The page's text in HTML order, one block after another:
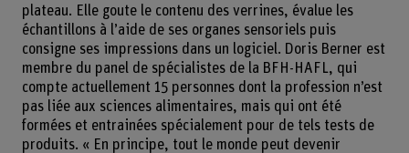
plateau. Elle goute le contenu des verrines, évalue les
échantillons à l’aide de ses organes sensoriels puis
consigne ses impressions dans un logiciel. Doris Berner est
membre du panel de spécialistes de la BFH-HAFL, qui
compte actuellement 15 personnes dont la profession n’est
pas liée aux sciences alimentaires, mais qui ont été
formées et entrainées spécialement pour de tels tests de
produits. « En principe, tout le monde peut devenir